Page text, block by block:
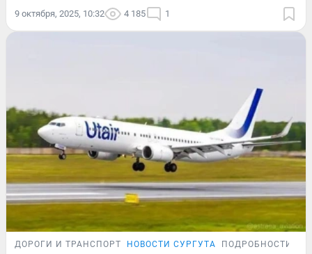
9 октября, 2025, 10:32 4 185 1
ДОРОГИ И ТРАНСПОРТ НОВОСТИ СУРГУТА ПОДРОБНОСТИ